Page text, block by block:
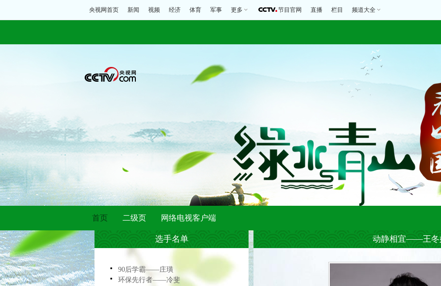
央视网首页 新闻 视频 经济 体育 军事 更多 节目官网 直播 栏目 频道大全
首页 二级页 网络电视客户端
选手名单
90后学霸——庄璜
环保先行者——冷斐
动静相宜——王冬